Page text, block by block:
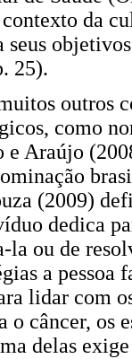
da
25).
outros
como
e Araújo
(2009)
dedica
ou de
a pessoa
lidar com
o câncer, os
delas